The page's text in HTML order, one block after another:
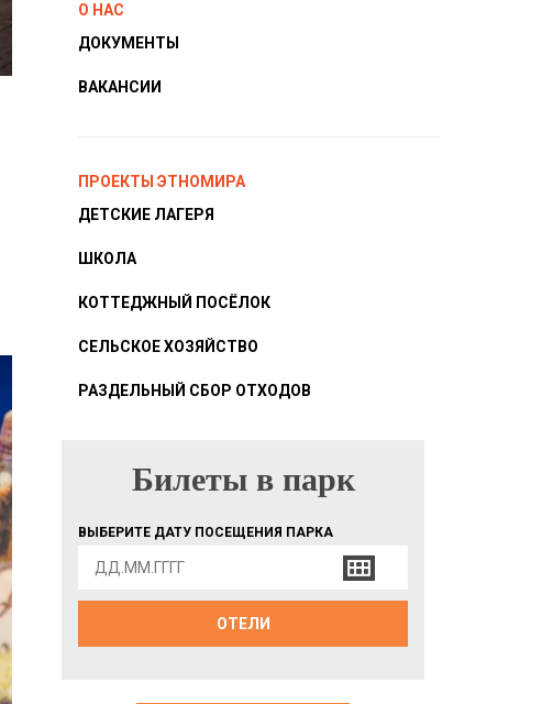
О НАС
ДОКУМЕНТЫ
ВАКАНСИИ
ПРОЕКТЫ ЭТНОМИРА
ДЕТСКИЕ ЛАГЕРЯ
ШКОЛА
КОТТЕДЖНЫЙ ПОСЁЛОК
СЕЛЬСКОЕ ХОЗЯЙСТВО
РАЗДЕЛЬНЫЙ СБОР ОТХОДОВ
БИЛЕТЫ В ПАРК
Билеты в парк
ВЫБЕРИТЕ ДАТУ ПОСЕЩЕНИЯ ПАРКА
ОТЕЛИ